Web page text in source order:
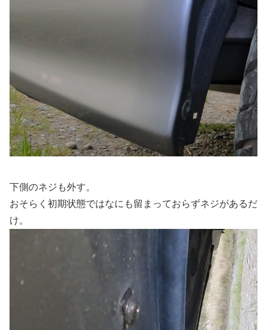
下側のネジも外す。
おそらく初期状態ではなにも留まっておらずネジがあるだ
け。